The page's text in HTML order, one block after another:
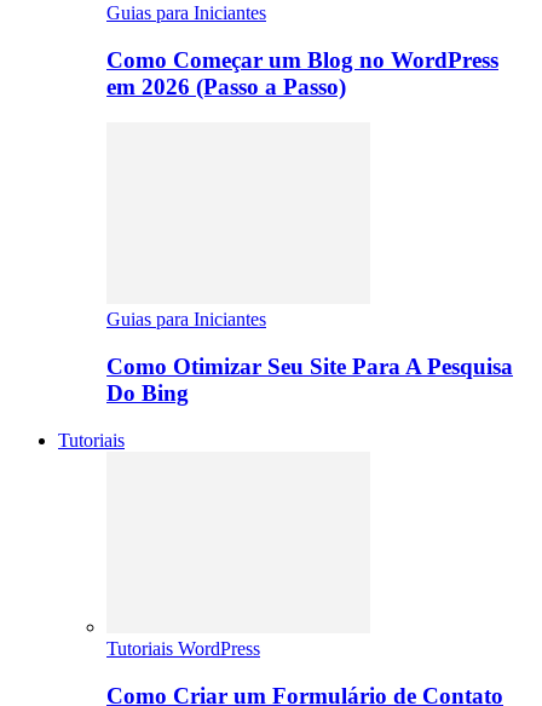
Guias para Iniciantes
Como Começar um Blog no WordPress
em 2026 (Passo a Passo)
Guias para Iniciantes
Como Otimizar Seu Site Para A Pesquisa
Do Bing
Tutoriais
Tutoriais WordPress
Como Criar um Formulário de Contato